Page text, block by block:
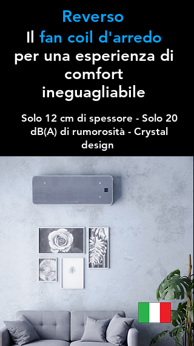
Reverso
Il fan coil d'arredo
per una esperienza di
comfort
ineguagliabile
Solo 12 cm di spessore - Solo 20
dB(A) di rumorosità - Crystal
design